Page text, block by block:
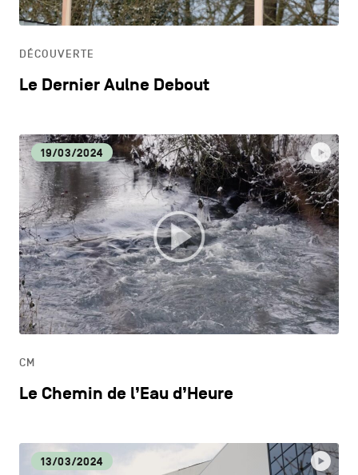
DÉCOUVERTE
Le Dernier Aulne Debout
19/03/2024
CM
Le Chemin de l’Eau d’Heure
13/03/2024